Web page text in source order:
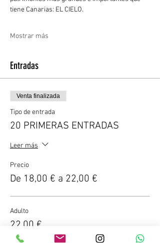
tiene Canarias: EL CIELO.
Mostrar más
Entradas
Venta finalizada
Tipo de entrada
20 PRIMERAS ENTRADAS
Leer más
Precio
De 18,00 € a 22,00 €
Adulto
22,00 €